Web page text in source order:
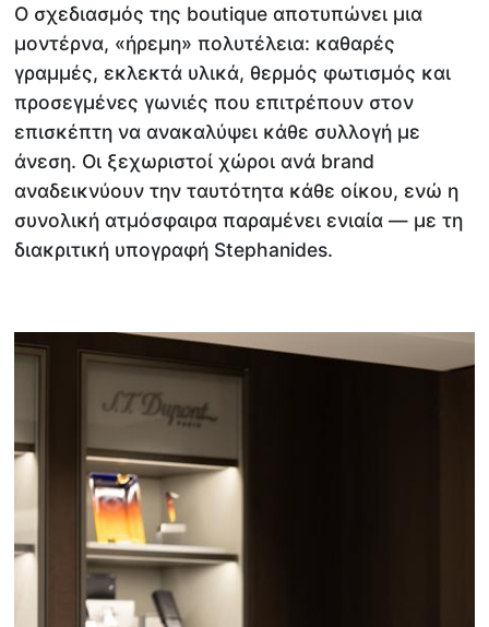
Ο σχεδιασμός της boutique αποτυπώνει μια
μοντέρνα, «ήρεμη» πολυτέλεια: καθαρές
γραμμές, εκλεκτά υλικά, θερμός φωτισμός και
προσεγμένες γωνιές που επιτρέπουν στον
επισκέπτη να ανακαλύψει κάθε συλλογή με
άνεση. Οι ξεχωριστοί χώροι ανά brand
αναδεικνύουν την ταυτότητα κάθε οίκου, ενώ η
συνολική ατμόσφαιρα παραμένει ενιαία — με τη
διακριτική υπογραφή Stephanides.